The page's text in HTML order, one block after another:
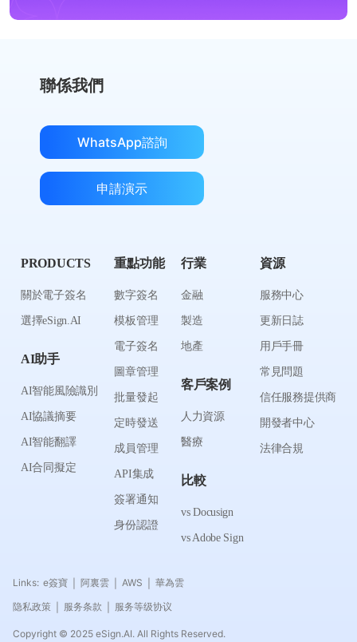
聯係我們
WhatsApp諮詢
申請演示
PRODUCTS
關於電子簽名
選擇eSign.AI
AI助手
AI智能風險識別
AI協議摘要
AI智能翻譯
AI合同擬定
重點功能
數字簽名
模板管理
電子簽名
圖章管理
批量發起
定時發送
成員管理
API集成
簽署通知
身份認證
行業
金融
製造
地產
客戶案例
人力資源
醫療
比較
vs Docusign
vs Adobe Sign
資源
服務中心
更新日誌
用戶手冊
常見問題
信任服務提供商
開發者中心
法律合規
Links: e簽寶 阿裏雲 AWS
華為雲
隐私政策
服务条款 服务等级协议
Copyright © 2025 eSign.AI. All Rights Reserved.